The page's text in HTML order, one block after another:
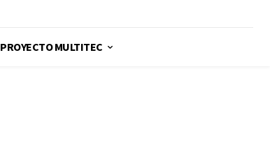
PROYECTO MULTITEC